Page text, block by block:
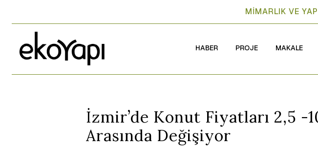
MİMARLIK VE
HABER PROJE MAKALE
İzmir’de Konut Fiyatları 2,5 -
Arasında Değişiyor